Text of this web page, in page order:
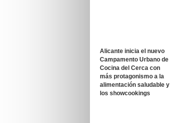
Alicante inicia el nuevo
Campamento Urbano de
Cocina del Cerca con
más protagonismo a la
alimentación saludable y
los showcookings